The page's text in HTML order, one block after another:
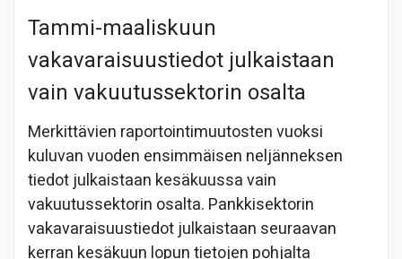
Tammi-maaliskuun
vakavaraisuustiedot julkaistaan
vain vakuutussektorin osalta
Merkittävien raportointimuutosten vuoksi
kuluvan vuoden ensimmäisen neljänneksen
tiedot julkaistaan kesäkuussa vain
vakuutussektorin osalta. Pankkisektorin
vakavaraisuustiedot julkaistaan seuraavan
kerran kesäkuun lopun tietojen pohjalta